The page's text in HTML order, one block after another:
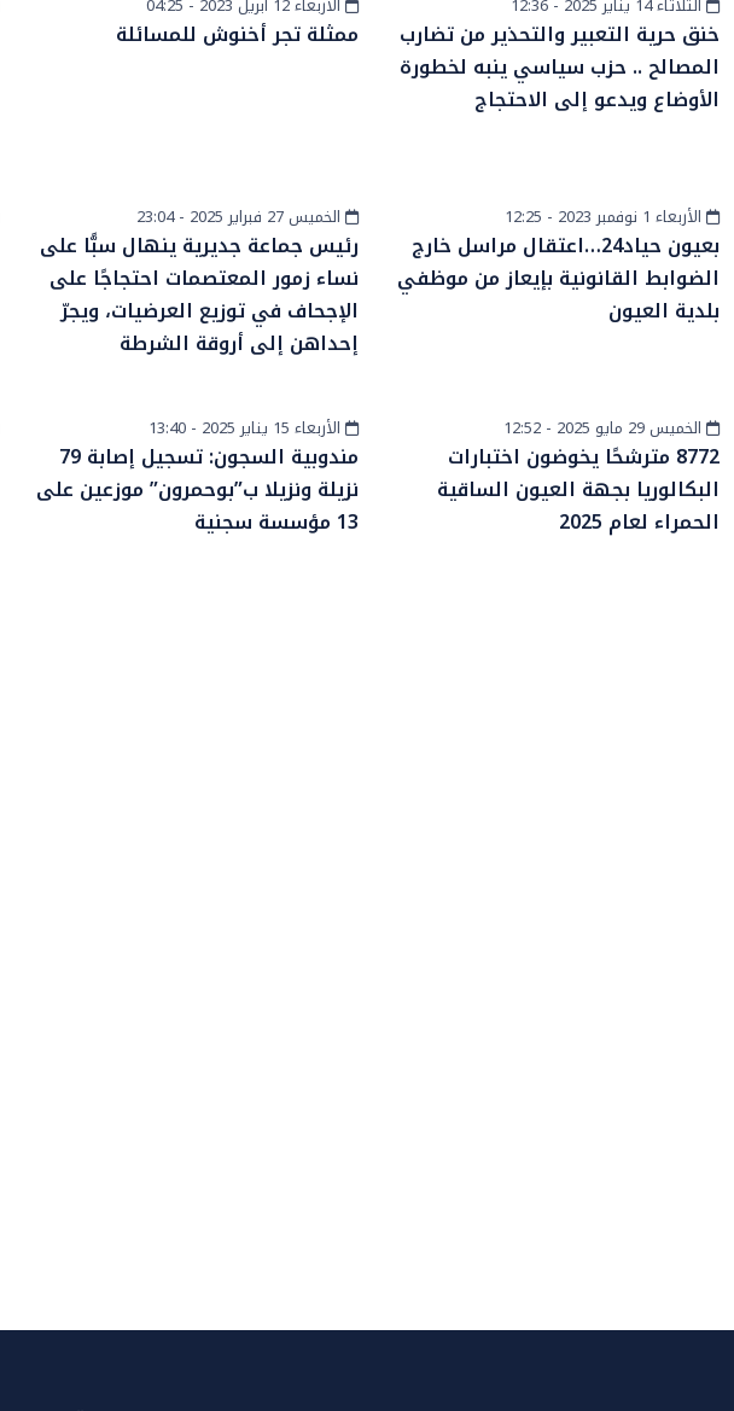
أخبار وطنية
خنق حرية التعبير والتحذير من تضارب
المصالح .. حزب سياسي ينبه لخطورة
الأوضاع ويدعو إلى الاحتجاج
سياسة
ممثلة تجر أخنوش للمسائلة
أخبار الصحراءالأربعاء 1 نوفمبر 2023 - 12:25
بعيون حياد24…اعتقال مراسل خارج
الضوابط القانونية بإيعاز من موظفي
بلدية العيون
أخبار الصحراءالخميس 27 فبراير 2025 - 23:04
رئيس جماعة جديرية ينهال سبًّا على
نساء زمور المعتصمات احتجاجًا على
الإجحاف في توزيع العرضيات، ويجرّ
إحداهن إلى أروقة الشرطة
أخبار الصحراء
الخميس 29 مايو 2025 - 12:52
8772 مترشحًا يخوضون اختبارات
البكالوريا بجهة العيون الساقية
الحمراء لعام 2025
أخبار وطنيةالأربعاء 15 يناير 2025 - 13:40
مندوبية السجون: تسجيل إصابة 79
نزيلة ونزيلا ب”بوحمرون” موزعين على
13 مؤسسة سجنية